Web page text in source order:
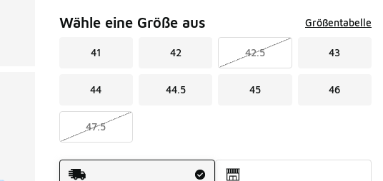
Wähle eine Größe aus Größentabelle
41 42 42.5 43
44 44.5 45 46
47.5
Versandart